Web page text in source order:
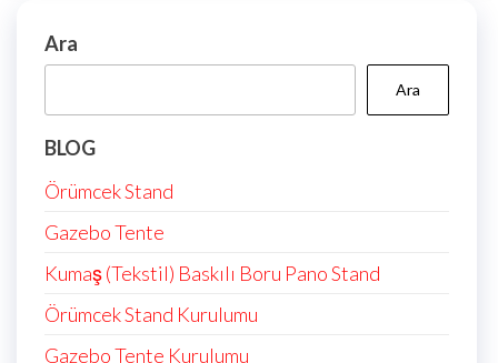
Ara
Ara
BLOG
Örümcek Stand
Gazebo Tente
Kumaş (Tekstil) Baskılı Boru Pano Stand
Örümcek Stand Kurulumu
Gazebo Tente Kurulumu